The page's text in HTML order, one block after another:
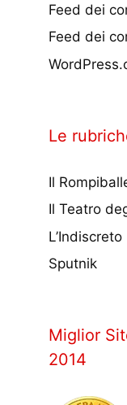
Feed dei
Feed dei
Le
Il
Il Teatro
L’Indiscreto
Sputnik
Miglior
2014